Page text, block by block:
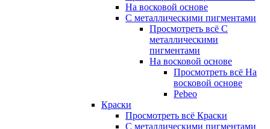
На восковой основе
С металлическими пигментами
Просмотреть всё С
металлическими
пигментами
На восковой основе
Просмотреть всё На
восковой основе
Pebeo
Краски
Просмотреть всё Краски
С металлическими пигментами